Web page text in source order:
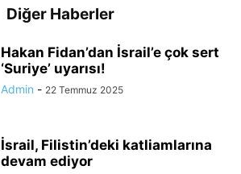
Diğer Haberler
Hakan Fidan’dan İsrail’e çok sert
‘Suriye’ uyarısı!
Admin - 22 Temmuz 2025
İsrail, Filistin’deki katliamlarına
devam ediyor